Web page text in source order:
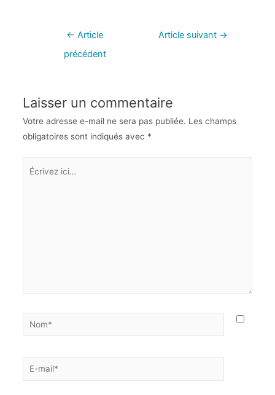
← Article
précédent
Article suivant →
Laisser un commentaire
Votre adresse e-mail ne sera pas publiée. Les champs
obligatoires sont indiqués avec *